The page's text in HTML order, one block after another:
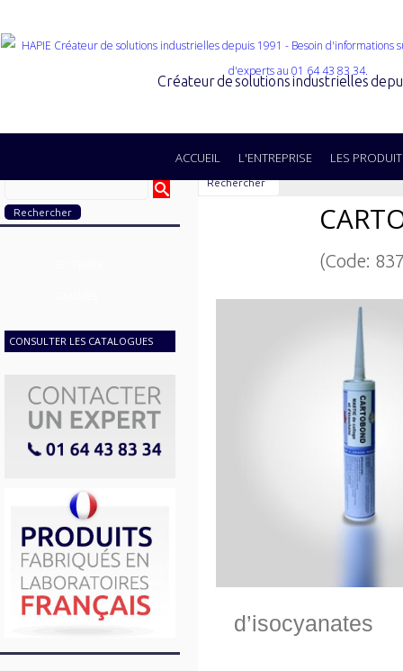
Créateur de solutions industrielles
ACCUEIL L'ENTREPRISE LES
CONSULTER LES CATALOGUES
Rechercher
(Code:
d’isocyanates